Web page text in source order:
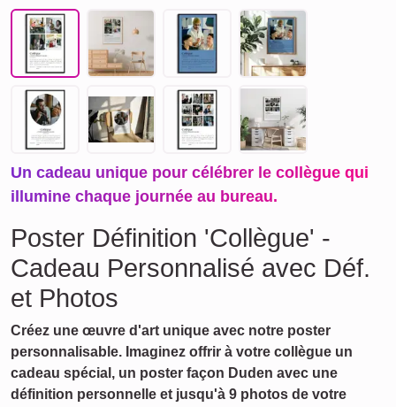
Un cadeau unique pour célébrer le collègue qui
illumine chaque journée au bureau.
Poster Définition 'Collègue' -
Cadeau Personnalisé avec Déf.
et Photos
Créez une œuvre d'art unique avec notre poster
personnalisable. Imaginez offrir à votre collègue un
cadeau spécial, un poster façon Duden avec une
définition personnelle et jusqu'à 9 photos de votre